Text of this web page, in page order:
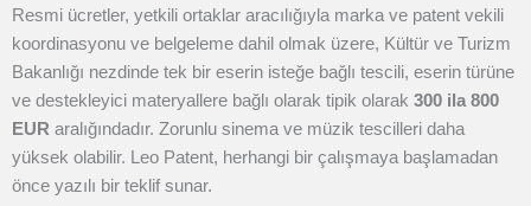
Resmi ücretler, yetkili ortaklar aracılığıyla marka ve patent vekili
koordinasyonu ve belgeleme dahil olmak üzere, Kültür ve Turizm
Bakanlığı nezdinde tek bir eserin isteğe bağlı tescili, eserin türüne
ve destekleyici materyallere bağlı olarak tipik olarak 300 ila 800
EUR aralığındadır. Zorunlu sinema ve müzik tescilleri daha
yüksek olabilir. Leo Patent, herhangi bir çalışmaya başlamadan
önce yazılı bir teklif sunar.